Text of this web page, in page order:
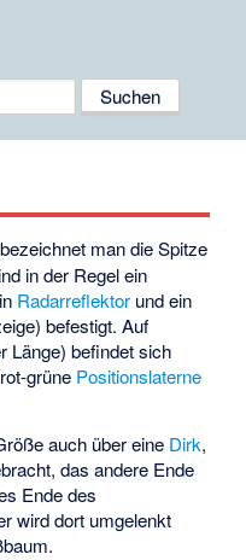
man die Spitze
in der Regel ein
Radarreflektor und ein
befestigt. Auf
Länge) befindet sich
grüne Positionslaterne
auch über eine Dirk,
das andere Ende
Ende des
wird dort umgelenkt